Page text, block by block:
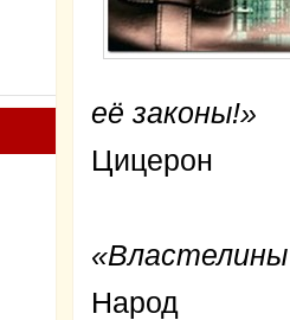
её законы!»
Цицерон
Народ